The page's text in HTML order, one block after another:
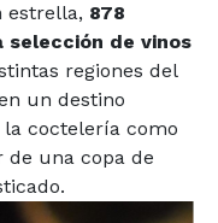
estrella, 878
selección de vinos
regiones del
un destino
coctelería como
una copa de